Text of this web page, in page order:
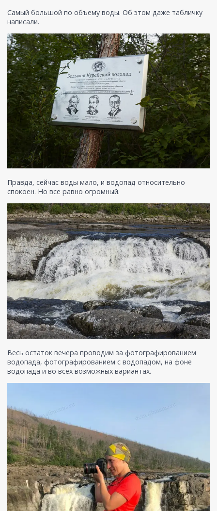
Самый большой по объему воды. Об этом даже табличку
написали.
Правда, сейчас воды мало, и водопад относительно
спокоен. Но все равно огромный.
Весь остаток вечера проводим за фотографированием
водопада, фотографированием с водопадом, на фоне
водопада и во всех возможных вариантах.